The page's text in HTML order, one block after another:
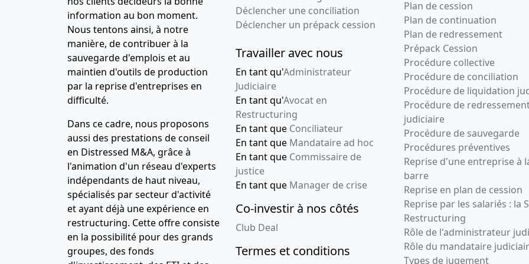
10-08-2021 Ordonnance
Prorogation du délai de
réunion de l'A.G.
chargée d'approuver
les comptes
Ordonnance
Prorogation du délai de
réunion de l'A.G.
chargée d'approuver
les comptes
22-09-2020 Ordonnance
Prorogation du délai de
réunion de l'A.G.
chargée d'approuver
les comptes
Ordonnance
Prorogation du délai de
information au bon moment.
Nous tentons ainsi, à notre
manière, de contribuer à la
sauvegarde d'emplois et au
maintien d'outils de production
par la reprise d'entreprises en
difficulté.
Dans ce cadre, nous proposons
aussi des prestations de conseil
en Distressed M&A, grâce à
l'animation d'un réseau d'experts
indépendants de haut niveau,
spécialisés par secteur d'activité
et ayant déjà une expérience en
restructuring. Cette offre consiste
en la possibilité pour des grands
groupes, des fonds
Déclencher une conciliation
Déclencher un prépack cession
Travailler avec nous
En tant qu'Administrateur
Judiciaire
En tant qu'Avocat en
Restructuring
En tant que Conciliateur
En tant que Mandataire ad hoc
En tant que Commissaire de
justice
En tant que Manager de crise
Co-investir à nos côtés
Club Deal
Termes et conditions
Plan de cession
Plan de continuation
Plan de redressement
Prépack Cession
Procédure collective
Procédure de conciliation
Procédure de liquidation
Procédure de
judiciaire
Procédure de sauvegarde
Procédures préventives
Reprise d'une entreprise à
barre
Reprise en plan de cession
Reprise par les salariés : la
Restructuring
Rôle de l'administrateur
Rôle du mandataire
Types de jugement